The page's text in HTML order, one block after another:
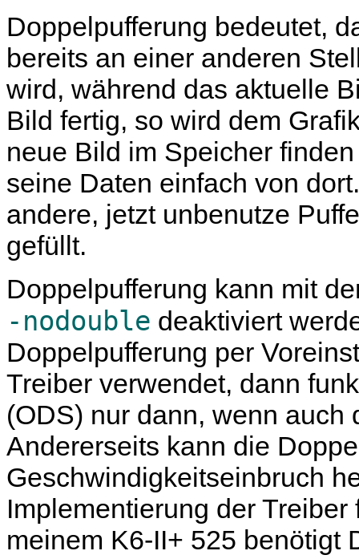
Doppelpufferung bedeutet,
bereits an einer anderen
wird, während das aktuelle
Bild fertig, so wird dem
neue Bild im Speicher
seine Daten einfach von
andere, jetzt unbenutze
gefüllt.
Doppelpufferung kann mit
-nodouble deaktiviert
Doppelpufferung per
Treiber verwendet, dann
(ODS) nur dann, wenn auch
Andererseits kann die
Geschwindigkeitseinbruch
Implementierung der
meinem K6-II+ 525 benötigt